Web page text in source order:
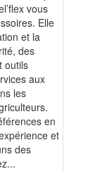
vous
Elle
et la
des
outils
aux
les
en
et
des